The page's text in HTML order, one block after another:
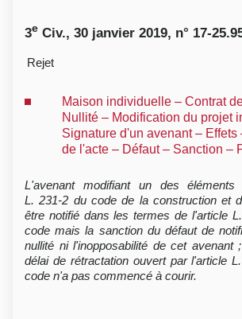
3e Civ., 30 janvier 2019, n° 17-
Rejet
Maison individuelle – Contrat
Nullité – Modification du projet
Signature d'un avenant – Effets
de l'acte – Défaut – Sanction –
L'avenant modifiant un des
L. 231-2 du code de la construction et
être notifié dans les termes de l'article
code mais la sanction du défaut de
nullité ni l'inopposabilité de cet
délai de rétractation ouvert par l'article
code n'a pas commencé à courir.